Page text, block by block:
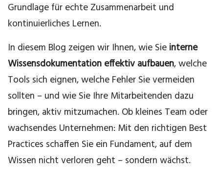
Grundlage für echte Zusammenarbeit und
kontinuierliches Lernen.
In diesem Blog zeigen wir Ihnen, wie Sie interne
Wissensdokumentation effektiv aufbauen, welche
Tools sich eignen, welche Fehler Sie vermeiden
sollten – und wie Sie Ihre Mitarbeitenden dazu
bringen, aktiv mitzumachen. Ob kleines Team oder
wachsendes Unternehmen: Mit den richtigen Best
Practices schaffen Sie ein Fundament, auf dem
Wissen nicht verloren geht – sondern wächst.